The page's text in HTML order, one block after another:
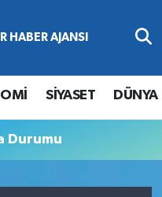
SİYASET DÜNYA
Durumu